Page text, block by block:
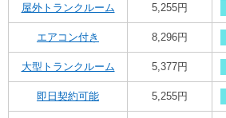
屋外トランクルーム 5,255円
エアコン付き 8,296円
大型トランクルーム 5,377円
即日契約可能 5,255円